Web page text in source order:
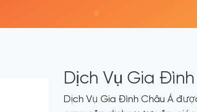
Dịch Vụ Gia
Dịch Vụ Gia Đình Châu Á